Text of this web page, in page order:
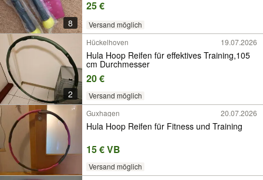
8
25 €
Versand möglich
2
Hückelhoven 19.07.2026
Hula Hoop Reifen für effektives Training,105
cm Durchmesser
20 €
Versand möglich
Guxhagen
20.07.2026
Hula Hoop Reifen für Fitness und Training
15 € VB
Versand möglich